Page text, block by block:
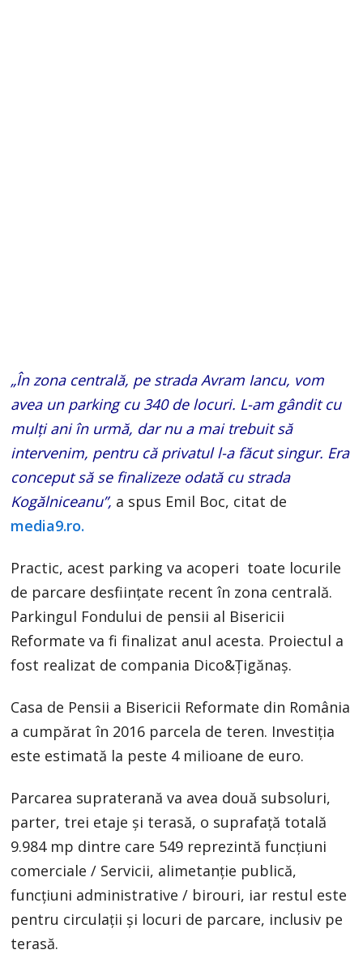
„În zona centrală, pe strada Avram Iancu, vom
avea un parking cu 340 de locuri. L-am gândit cu
mulți ani în urmă, dar nu a mai trebuit să
intervenim, pentru că privatul l-a făcut singur. Era
conceput să se finalizeze odată cu strada
Kogălniceanu”, a spus Emil Boc, citat de
media9.ro.
Practic, acest parking va acoperi toate locurile
de parcare desființate recent în zona centrală.
Parkingul Fondului de pensii al Bisericii
Reformate va fi finalizat anul acesta. Proiectul a
fost realizat de compania Dico&Țigănaș.
Casa de Pensii a Bisericii Reformate din România
a cumpărat în 2016 parcela de teren. Investiția
este estimată la peste 4 milioane de euro.
Parcarea supraterană va avea două subsoluri,
parter, trei etaje și terasă, o suprafață totală
9.984 mp dintre care 549 reprezintă funcțiuni
comerciale / Servicii, alimetanție publică,
funcțiuni administrative / birouri, iar restul este
pentru circulații și locuri de parcare, inclusiv pe
terasă.